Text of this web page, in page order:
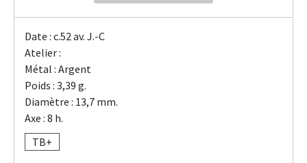
Date : c.52 av. J.-C
Atelier :
Métal : Argent
Poids : 3,39 g.
Diamètre : 13,7 mm.
Axe : 8 h.
TB+